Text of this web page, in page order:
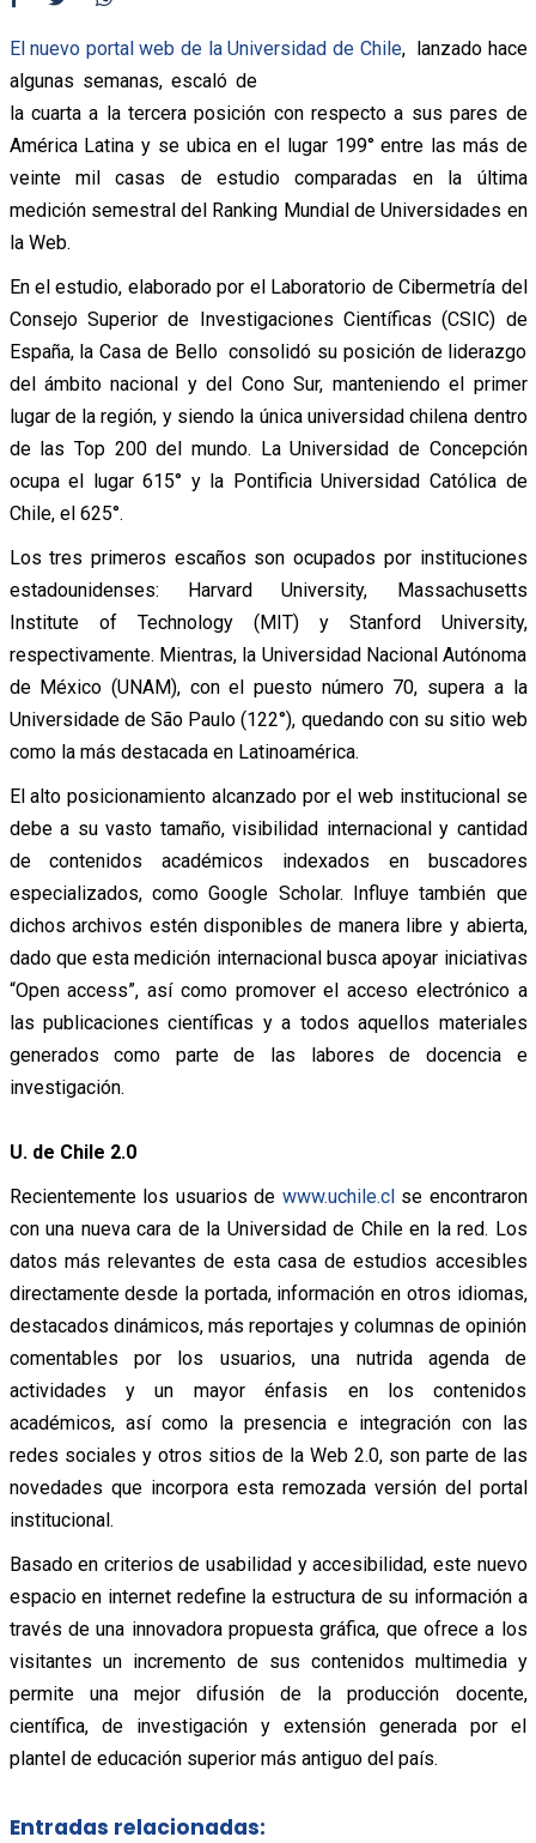
El nuevo portal web de la Universidad de Chile, lanzado hace
algunas semanas, escaló de
la cuarta a la tercera posición con respecto a sus pares de
América Latina y se ubica en el lugar 199° entre las más de
veinte mil casas de estudio comparadas en la última
medición semestral del Ranking Mundial de Universidades en
la Web.
En el estudio, elaborado por el Laboratorio de Cibermetría del
Consejo Superior de Investigaciones Científicas (CSIC) de
España, la Casa de Bello consolidó su posición de liderazgo
del ámbito nacional y del Cono Sur, manteniendo el primer
lugar de la región, y siendo la única universidad chilena dentro
de las Top 200 del mundo. La Universidad de Concepción
ocupa el lugar 615° y la Pontificia Universidad Católica de
Chile, el 625°.
Los tres primeros escaños son ocupados por instituciones
estadounidenses: Harvard University, Massachusetts
Institute of Technology (MIT) y Stanford University,
respectivamente. Mientras, la Universidad Nacional Autónoma
de México (UNAM), con el puesto número 70, supera a la
Universidade de São Paulo (122°), quedando con su sitio web
como la más destacada en Latinoamérica.
El alto posicionamiento alcanzado por el web institucional se
debe a su vasto tamaño, visibilidad internacional y cantidad
de contenidos académicos indexados en buscadores
especializados, como Google Scholar. Influye también que
dichos archivos estén disponibles de manera libre y abierta,
dado que esta medición internacional busca apoyar iniciativas
“Open access”, así como promover el acceso electrónico a
las publicaciones científicas y a todos aquellos materiales
generados como parte de las labores de docencia e
investigación.
U. de Chile 2.0
Recientemente los usuarios de www.uchile.clse encontraron
con una nueva cara de la Universidad de Chile en la red. Los
datos más relevantes de esta casa de estudios accesibles
directamente desde la portada, información en otros idiomas,
destacados dinámicos, más reportajes y columnas de opinión
comentables por los usuarios, una nutrida agenda de
actividades y un mayor énfasis en los contenidos
académicos, así como la presencia e integración con las
redes sociales y otros sitios de la Web 2.0, son parte de las
novedades que incorpora esta remozada versión del portal
institucional.
Basado en criterios de usabilidad y accesibilidad, este nuevo
espacio en internet redefine la estructura de su información a
través de una innovadora propuesta gráfica, que ofrece a los
visitantes un incremento de sus contenidos multimedia y
permite una mejor difusión de la producción docente,
científica, de investigación y extensión generada por el
plantel de educación superior más antiguo del país.
Entradas relacionadas: